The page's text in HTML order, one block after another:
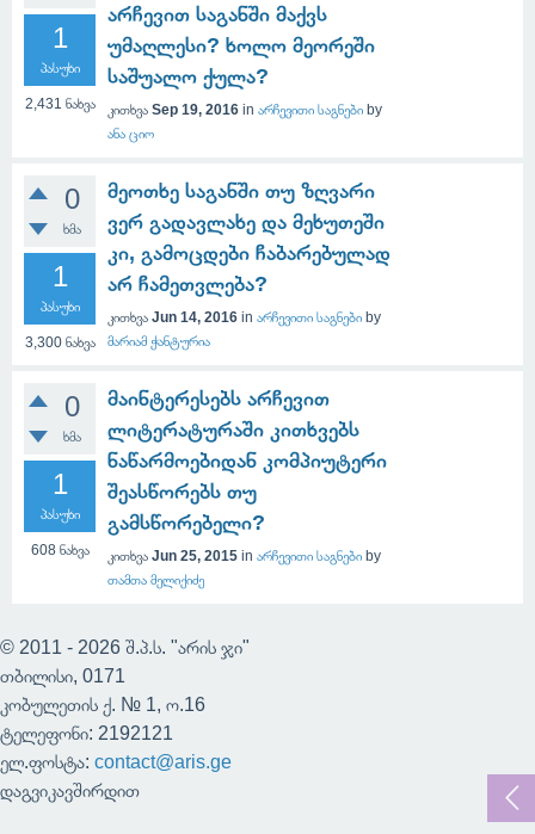
1
პასუხი
2,431 ნახვა
არჩევით საგანში მაქვს
უმაღლესი? ხოლო მეორეში
საშუალო ქულა?
კითხვა Sep 19, 2016 in არჩევითი საგნები by
ანა ციო
0
ხმა
1
პასუხი
3,300ნახვა
მეოთხე საგანში თუ ზღვარი
ვერ გადავლახე და მეხუთეში
კი, გამოცდები ჩაბარებულად
არ ჩამეთვლება?
კითხვა Jun 14, 2016 in არჩევითი საგნები by
მარიამ ჭანტურია
0
ხმა
1
პასუხი
608 ნახვა
მაინტერესებს არჩევით
ლიტერატურაში კითხვებს
ნაწარმოებიდან კომპიუტერი
შეასწორებს თუ
გამსწორებელი?
კითხვა Jun 25, 2015 in არჩევითი საგნები by
თამთა მელიქიძე
© 2011 - 2026 შ.პ.ს. "არის ჯი"
თბილისი, 0171
კობულეთის ქ. № 1, ო.16
ტელეფონი: 2192121
ელ.ფოსტა: contact@aris.ge
დაგვიკავშირდით